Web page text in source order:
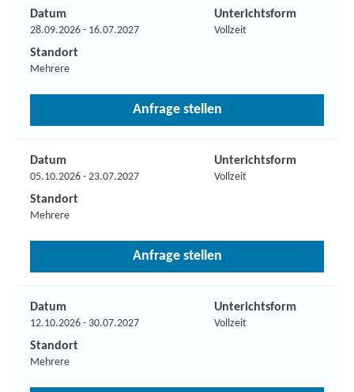
Datum
28.09.2026 - 16.07.2027
Unterichtsform
Vollzeit
Standort
Mehrere
Anfrage stellen
Datum
05.10.2026 - 23.07.2027
Unterichtsform
Vollzeit
Standort
Mehrere
Anfrage stellen
Datum
12.10.2026 - 30.07.2027
Unterichtsform
Vollzeit
Standort
Mehrere